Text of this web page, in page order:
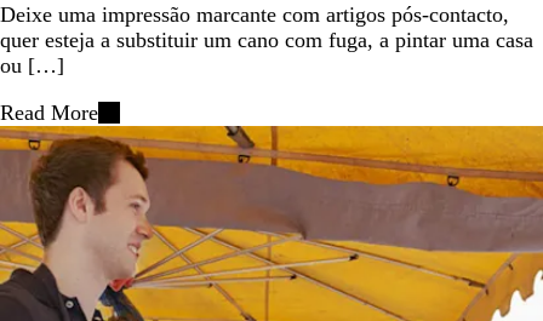
Deixe uma impressão marcante com artigos pós-contacto,
quer esteja a substituir um cano com fuga, a pintar uma casa
ou […]
Read More